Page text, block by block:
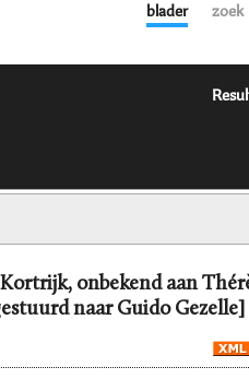
blader zoek
Kortrijk, onbekend aan
naar Guido Gezelle]